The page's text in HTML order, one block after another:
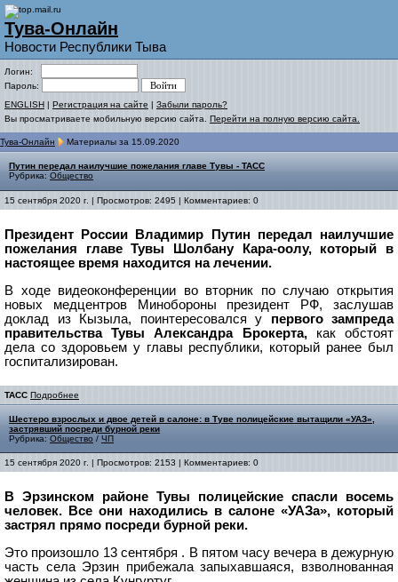
Тува-Онлайн
Новости Республики Тыва
Логин:
Пароль:
ENGLISH | Регистрация на сайте | Забыли пароль?
Вы просматриваете мобильную версию сайта. Перейти на полную версию сайта.
Тува-Онлайн Материалы за 15.09.2020
Путин передал наилучшие пожелания главе Тувы - ТАСС
Рубрика: Общество
15 сентября 2020 г. | Просмотров: 2495 | Комментариев: 0
Президент России Владимир Путин передал наилучшие
пожелания главе Тувы Шолбану Кара-оолу, который в
настоящее время находится на лечении.
В ходе видеоконференции во вторник по случаю открытия
новых медцентров Минобороны президент РФ, заслушав
доклад из Кызыла, поинтересовался у первого зампреда
правительства Тувы Александра Брокерта, как обстоят
дела со здоровьем у главы республики, который ранее был
госпитализирован.
ТАСС Подробнее
Шестеро взрослых и двое детей в салоне: в Туве полицейские вытащили «УАЗ»,
застрявший посреди бурной реки
Рубрика: Общество / ЧП
15 сентября 2020 г. | Просмотров: 2153 | Комментариев: 0
В Эрзинском районе Тувы полицейские спасли восемь
человек. Все они находились в салоне «УАЗа», который
застрял прямо посреди бурной реки.
Это произошло 13 сентября . В пятом часу вечера в дежурную
часть села Эрзин прибежала запыхавшаяся, взволнованная